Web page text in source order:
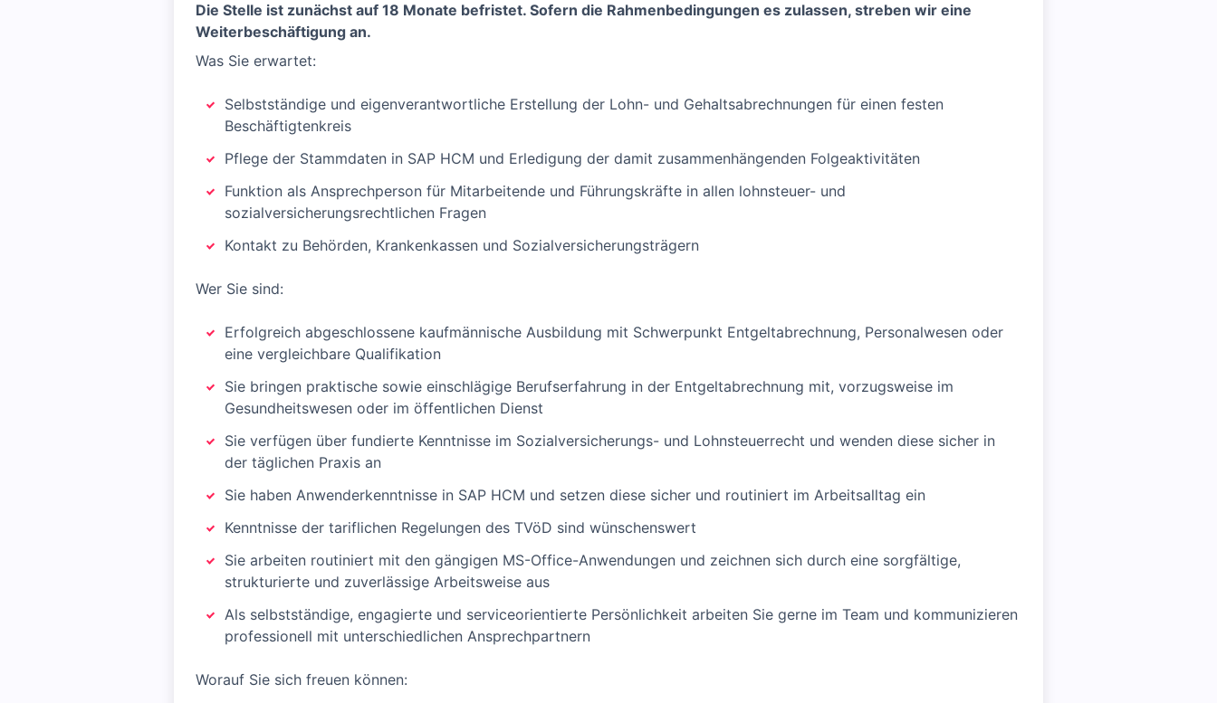
Die Stelle ist zunächst auf 18 Monate befristet. Sofern die Rahmenbedingungen es zulassen, streben wir eine
Weiterbeschäftigung an.
Was Sie erwartet:
Selbstständige und eigenverantwortliche Erstellung der Lohn- und Gehaltsabrechnungen für einen festen
Beschäftigtenkreis
Pflege der Stammdaten in SAP HCM und Erledigung der damit zusammenhängenden Folgeaktivitäten
Funktion als Ansprechperson für Mitarbeitende und Führungskräfte in allen lohnsteuer- und
sozialversicherungsrechtlichen Fragen
Kontakt zu Behörden, Krankenkassen und Sozialversicherungsträgern
Wer Sie sind:
Erfolgreich abgeschlossene kaufmännische Ausbildung mit Schwerpunkt Entgeltabrechnung, Personalwesen oder
eine vergleichbare Qualifikation
Sie bringen praktische sowie einschlägige Berufserfahrung in der Entgeltabrechnung mit, vorzugsweise im
Gesundheitswesen oder im öffentlichen Dienst
Sie verfügen über fundierte Kenntnisse im Sozialversicherungs- und Lohnsteuerrecht und wenden diese sicher in
der täglichen Praxis an
Sie haben Anwenderkenntnisse in SAP HCM und setzen diese sicher und routiniert im Arbeitsalltag ein
Kenntnisse der tariflichen Regelungen des TVöD sind wünschenswert
Sie arbeiten routiniert mit den gängigen MS-Office-Anwendungen und zeichnen sich durch eine sorgfältige,
strukturierte und zuverlässige Arbeitsweise aus
Als selbstständige, engagierte und serviceorientierte Persönlichkeit arbeiten Sie gerne im Team und kommunizieren
professionell mit unterschiedlichen Ansprechpartnern
Worauf Sie sich freuen können: